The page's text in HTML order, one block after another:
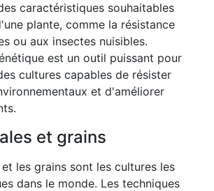
caractéristiques souhaitables
plante, comme la résistance
ou aux insectes nuisibles.
est un outil puissant pour
cultures capables de résister
et d'améliorer
et grains
et les grains sont les cultures les
dans le monde. Les techniques